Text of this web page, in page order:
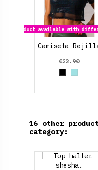
Product available with
Camiseta
€22.90
BlackAzul
16 other
category: